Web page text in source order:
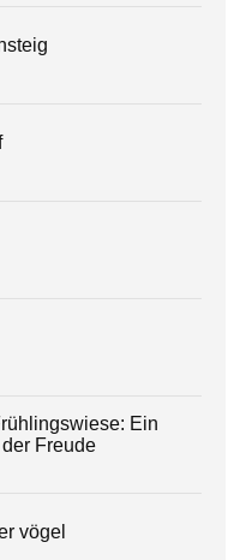
Ein
Freude
vögel